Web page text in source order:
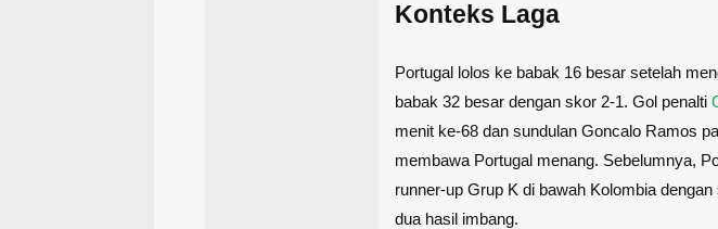
Konteks Laga
Portugal lolos ke babak 16 besar setelah
babak 32 besar dengan skor 2-1. Gol penalti
menit ke-68 dan sundulan Goncalo Ramos
membawa Portugal menang. Sebelumnya,
runner-up Grup K di bawah Kolombia
dua hasil imbang.